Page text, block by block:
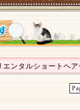
エンタルショートヘア